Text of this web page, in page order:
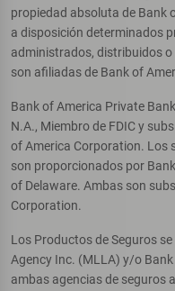
propiedad absoluta de Bank
a disposición determinados
administrados, distribuidos
son afiliadas de Bank of
Bank of America Private
N.A., Miembro de FDIC y
of America Corporation. Los
son proporcionados por
of Delaware. Ambas son
Corporation.
Los Productos de Seguros
Agency Inc. (MLLA) y/o
ambas agencias de seguros